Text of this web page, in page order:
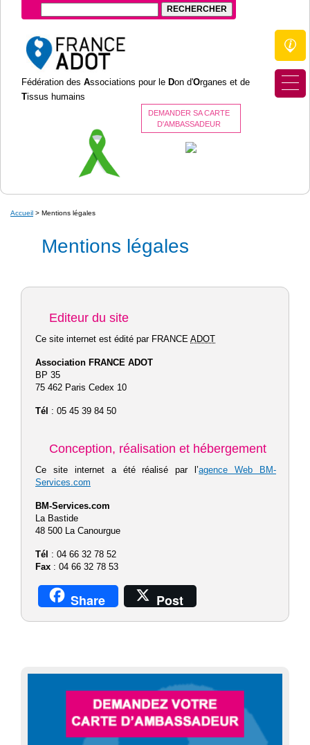
Fédération des Associations pour le Don d'Organes et de
Tissus humains
DEMANDER SA CARTE
D'AMBASSADEUR
Accueil > Mentions légales
Mentions légales
Editeur du site
Ce site internet est édité par FRANCE ADOT
Association FRANCE ADOT
BP 35
75 462 Paris Cedex 10
Tél : 05 45 39 84 50
Conception, réalisation et hébergement
Ce site internet a été réalisé par l’agence Web BM-
Services.com
BM-Services.com
La Bastide
48 500 La Canourgue
Tél
: 04 66 32 78 52
Fax : 04 66 32 78 53
Share Post